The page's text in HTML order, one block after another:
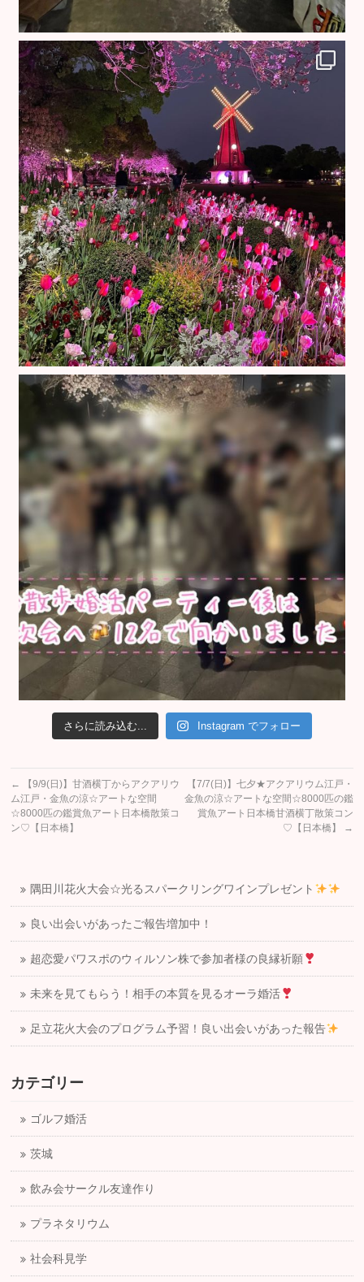
さらに読み込む... Instagram でフォロー
←
【9/9(日)】甘酒横丁からアクアリウ
ム江戸・金魚の涼☆アートな空間
☆8000匹の鑑賞魚アート日本橋散策コ
ン♡【日本橋】
【7/7(日)】七夕★アクアリウム江戸・
金魚の涼☆アートな空間☆8000匹の鑑
賞魚アート日本橋甘酒横丁散策コン
♡【日本橋】
→
隅田川花火大会☆光るスパークリングワインプレゼント
良い出会いがあったご報告増加中！
超恋愛パワスポのウィルソン株で参加者様の良縁祈願
未来を見てもらう！相手の本質を見るオーラ婚活
足立花火大会のプログラム予習！良い出会いがあった報告
カテゴリー
ゴルフ婚活
茨城
飲み会サークル友達作り
プラネタリウム
社会科見学